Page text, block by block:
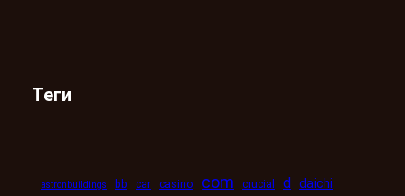
Теги
astronbuildings bb car casino com crucial d daichi